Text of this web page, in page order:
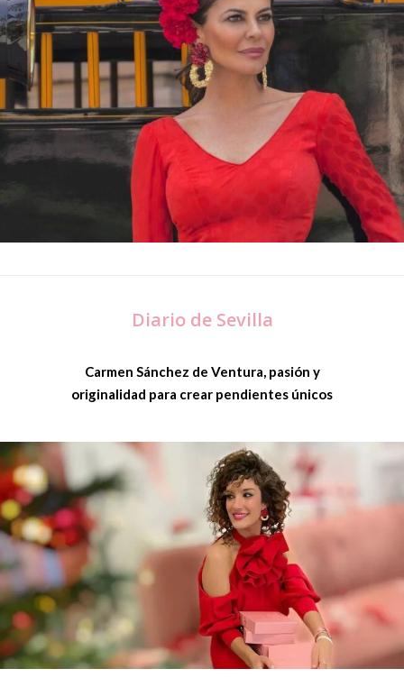
Diario de Sevilla
Carmen Sánchez de Ventura, pasión y
originalidad para crear pendientes únicos